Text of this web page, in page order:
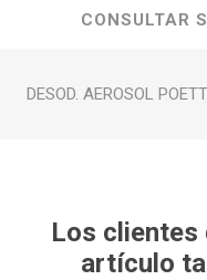
CONSULTAR
DESOD. AEROSOL
Los clientes
artículo